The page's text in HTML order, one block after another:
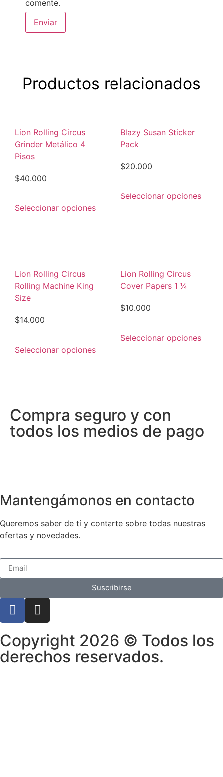
comente.
Productos relacionados
Lion Rolling Circus
Grinder Metálico 4
Pisos
$40.000
Seleccionar opciones
Blazy Susan Sticker
Pack
$20.000
Seleccionar opciones
Lion Rolling Circus
Rolling Machine King
Size
$14.000
Seleccionar opciones
Lion Rolling Circus
Cover Papers 1 1⁄4
$10.000
Seleccionar opciones
Compra seguro y con
todos los medios de pago
Mantengámonos en contacto
Queremos saber de tí y contarte sobre todas nuestras
ofertas y novedades.
Suscribirse
Copyright 2026 © Todos los
derechos reservados.